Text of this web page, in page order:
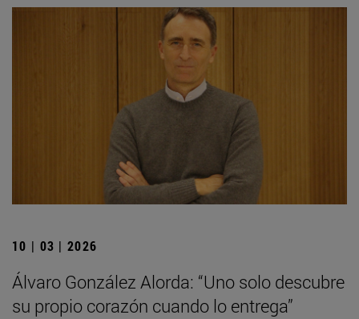
10 | 03 | 2026
Álvaro González Alorda: “Uno solo descubre
su propio corazón cuando lo entrega”